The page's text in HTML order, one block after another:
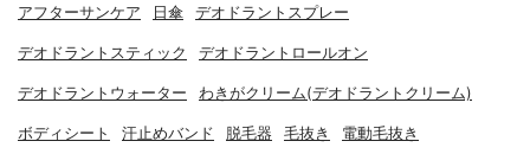
アフターサンケア 日傘 デオドラントスプレー
デオドラントスティック デオドラントロールオン
デオドラントウォーター わきがクリーム(デオドラントクリーム)
ボディシート 汗止めバンド 脱毛器 毛抜き 電動毛抜き